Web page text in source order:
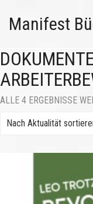
Manifest
ALLE 4 ERGEBNISSE
Nach Aktualität